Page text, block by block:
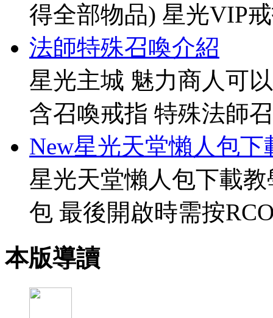
得全部物品) 星光VIP
法師特殊召喚介紹
星光主城 魅力商人可
含召喚戒指 特殊法師
New星光天堂懶人包下
星光天堂懶人包下載
包 最後開啟時需按
本版導讀